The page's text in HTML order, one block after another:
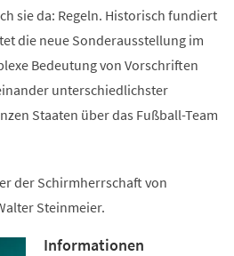
sie da: Regeln. Historisch fundiert
die neue Sonderausstellung im
Bedeutung von Vorschriften
unterschiedlichster
Staaten über das Fußball-Team
der Schirmherrschaft von
Steinmeier.
Informationen